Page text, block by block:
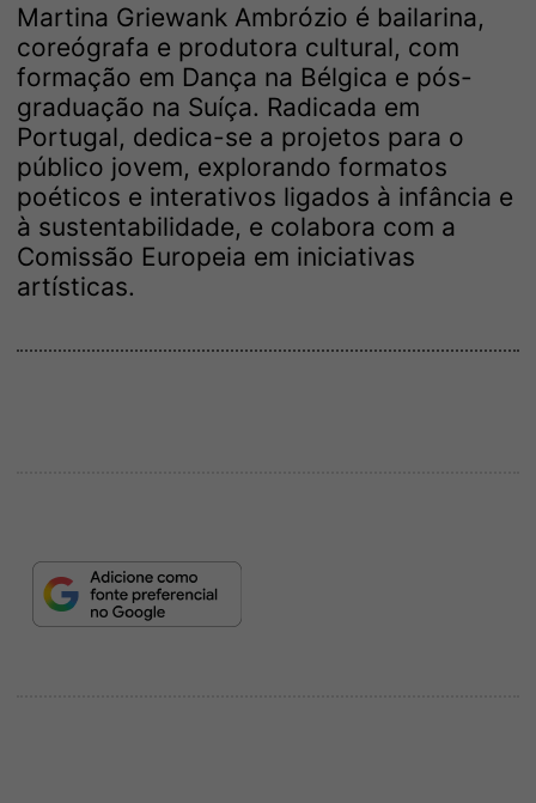
Martina Griewank Ambrózio é bailarina,
coreógrafa e produtora cultural, com
formação em Dança na Bélgica e pós-
graduação na Suíça. Radicada em
Portugal, dedica-se a projetos para o
público jovem, explorando formatos
poéticos e interativos ligados à infância e
à sustentabilidade, e colabora com a
Comissão Europeia em iniciativas
artísticas.